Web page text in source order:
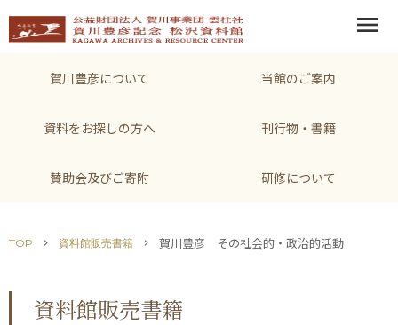
menu
賀川豊彦について 当館のご案内
資料をお探しの方へ 刊行物・書籍
賛助会及びご寄附 研修について
TOP chevron_right 資料館販売書籍 chevron_right 賀川豊彦 その社会的・政治的活動
資料館販売書籍